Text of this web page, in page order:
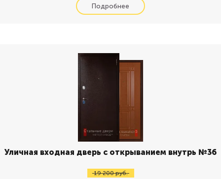
Уличная входная дверь с открыванием внутрь №36
19 200 руб.